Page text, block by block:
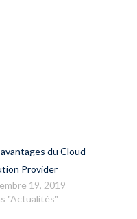
du Cloud
Provider
19, 2019
"Actualités"